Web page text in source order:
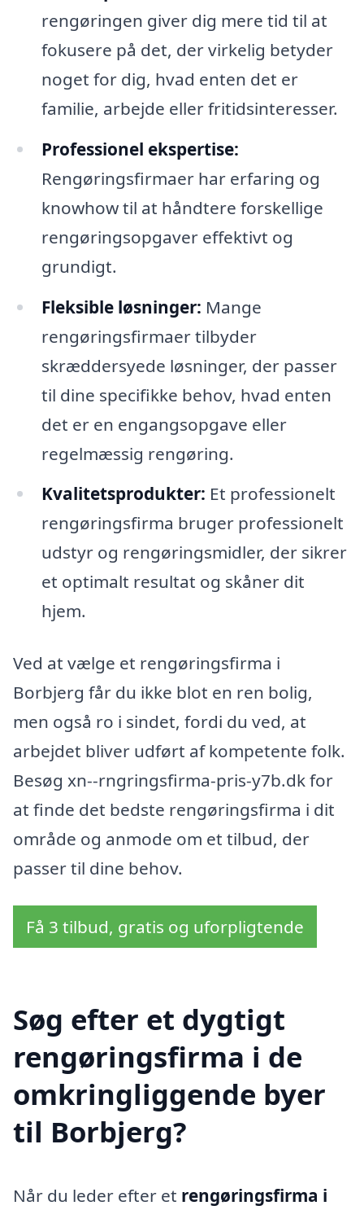
rengøringen giver dig mere tid til at
fokusere på det, der virkelig betyder
noget for dig, hvad enten det er
familie, arbejde eller fritidsinteresser.
Professionel ekspertise:
Rengøringsfirmaer har erfaring og
knowhow til at håndtere forskellige
rengøringsopgaver effektivt og
grundigt.
Fleksible løsninger: Mange
rengøringsfirmaer tilbyder
skræddersyede løsninger, der passer
til dine specifikke behov, hvad enten
det er en engangsopgave eller
regelmæssig rengøring.
Kvalitetsprodukter: Et professionelt
rengøringsfirma bruger professionelt
udstyr og rengøringsmidler, der sikrer
et optimalt resultat og skåner dit
hjem.
Ved at vælge et rengøringsfirma i
Borbjerg får du ikke blot en ren bolig,
men også ro i sindet, fordi du ved, at
arbejdet bliver udført af kompetente folk.
Besøg xn--rngringsfirma-pris-y7b.dk for
at finde det bedste rengøringsfirma i dit
område og anmode om et tilbud, der
passer til dine behov.
Få 3 tilbud, gratis og uforpligtende
Søg efter et dygtigt
rengøringsfirma i de
omkringliggende byer
til Borbjerg?
Når du leder efter et rengøringsfirma i